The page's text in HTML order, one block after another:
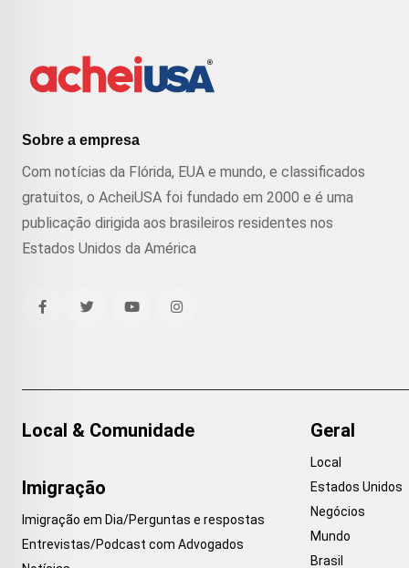
Sobre a empresa
Com notícias da Flórida, EUA e mundo, e classificados
gratuitos, o AcheiUSA foi fundado em 2000 e é uma
publicação dirigida aos brasileiros residentes nos
Estados Unidos da América
Local & Comunidade
Imigração
Imigração em Dia/Perguntas e respostas
Entrevistas/Podcast com Advogados
Geral
Local
Estados Unidos
Negócios
Mundo
Brasil